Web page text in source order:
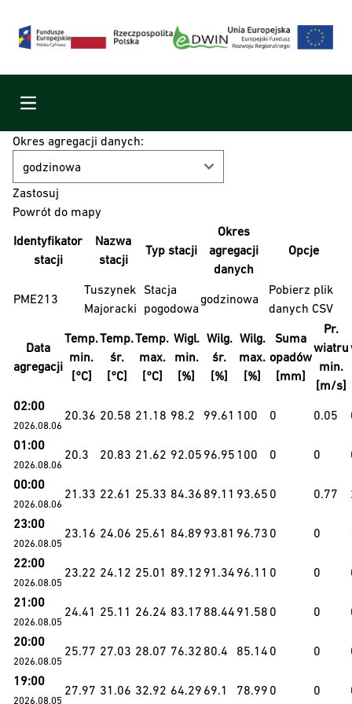
Menu
Okres agregacji danych:
Powrót do mapy
Identyfikator
stacji
Nazwa
stacji
Typ stacji
Okres
agregacji
danych
Opcje
PME213
Tuszynek
Majoracki
Stacja
pogodowa
godzinowa
Pobierz plik
danych CSV
Data
agregacji
Temp.
min.
[°C]
Temp.
śr.
[°C]
Temp.
max.
[°C]
Wigl.
min.
[%]
Wilg.
śr.
[%]
Wilg.
max.
[%]
Suma
opadów
[mm]
Pr.
wiatru
min.
[m/s]
02:00
2026.08.06
20.36 20.58 21.18 98.2 99.61 100 0 0.05
01:00
2026.08.06
20.3 20.83 21.62 92.05 96.95 100 0 0
00:00
2026.08.06
21.33 22.61 25.33 84.36 89.11 93.65 0 0.77
23:00
2026.08.05
23.16 24.06 25.61 84.89 93.81 96.73 0 0
22:00
2026.08.05
23.22 24.12 25.01 89.12 91.34 96.11 0 0
21:00
2026.08.05
24.41 25.11 26.24 83.17 88.44 91.58 0 0
20:00
2026.08.05
25.77 27.03 28.07 76.32 80.4 85.14 0 0
19:00
2026.08.05
27.97 31.06 32.92 64.29 69.1 78.99 0 0